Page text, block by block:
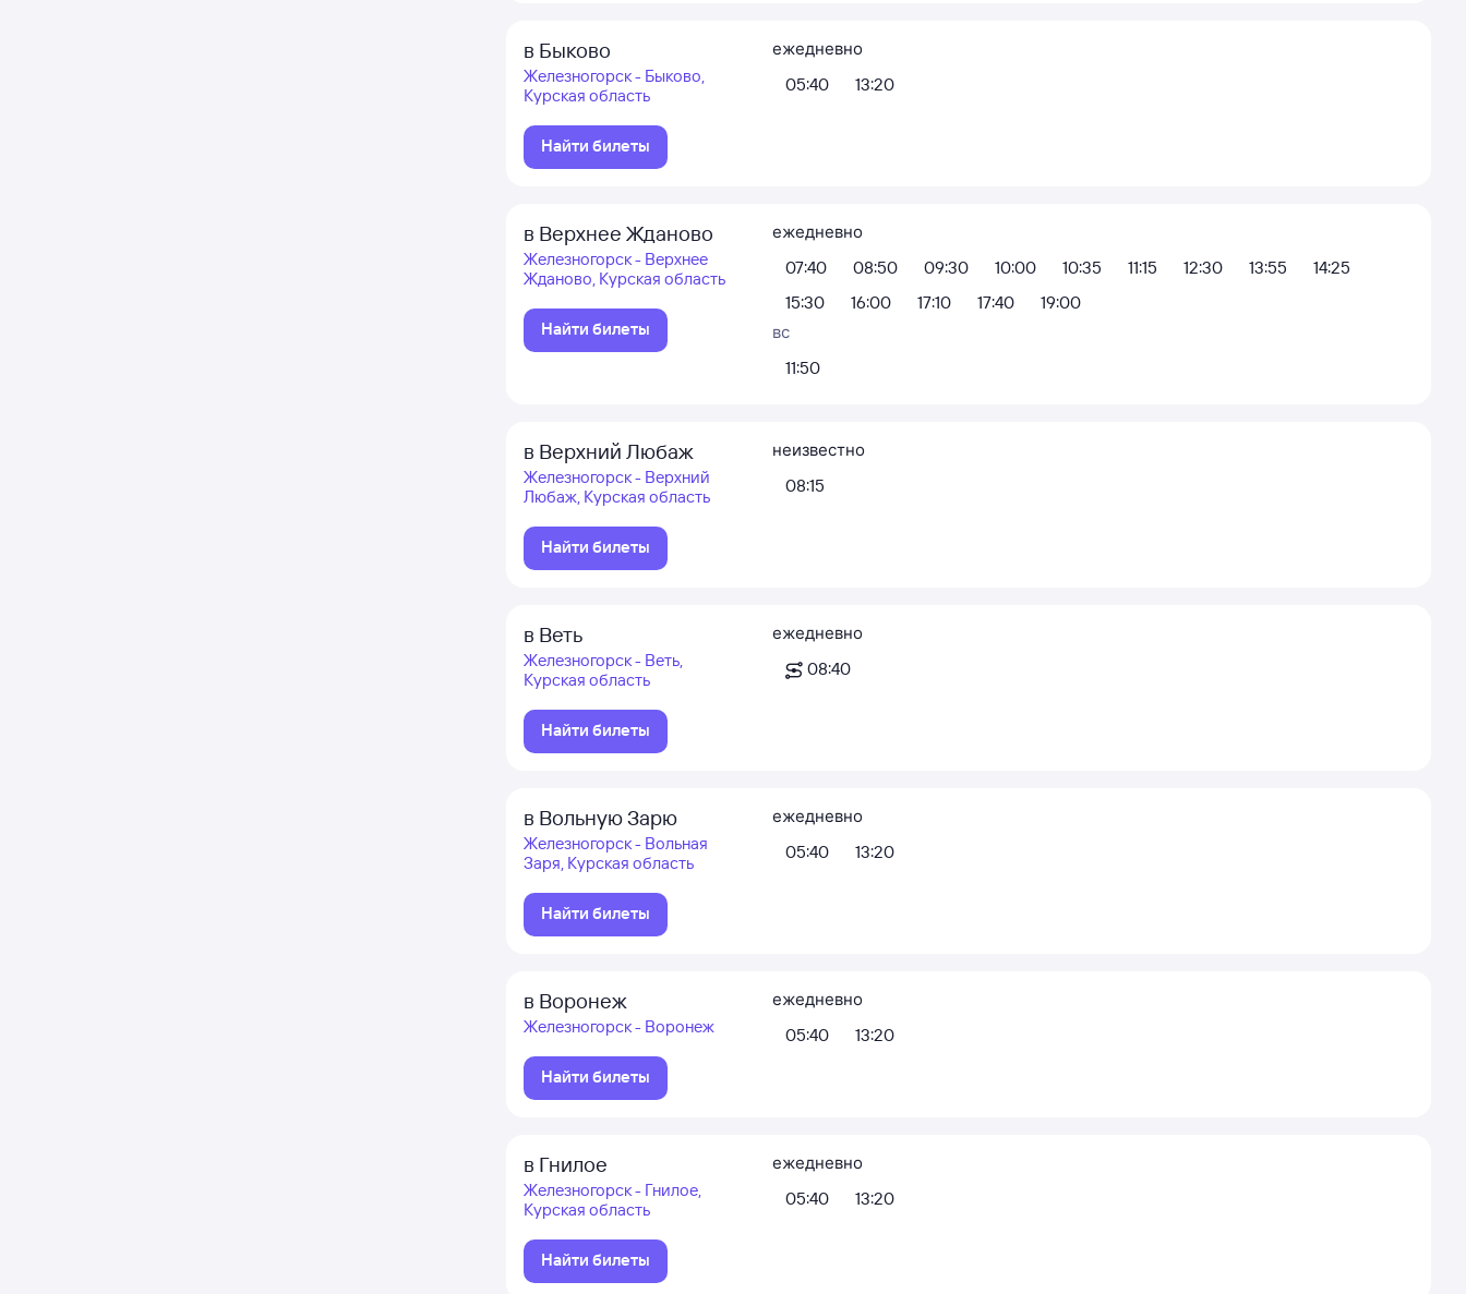
в Быково
Железногорск - Быково,
Курская область
Найти билеты
ежедневно
05:40
13:20
в Верхнее Жданово
Железногорск - Верхнее
Жданово, Курская область
Найти билеты
ежедневно
07:40
08:50 09:30 10:00 10:35 11:15 12:30 13:55
14:25
15:30
16:00 17:10 17:40
19:00
вс
11:50
в Верхний Любаж
Железногорск - Верхний
Любаж, Курская область
Найти билеты
неизвестно
08:15
в Веть
Железногорск - Веть,
Курская область
Найти билеты
ежедневно
08:40
в Вольную Зарю
Железногорск - Вольная
Заря, Курская область
Найти билеты
ежедневно
05:40
13:20
в Воронеж
Железногорск - Воронеж
Найти билеты
ежедневно
05:40
13:20
в Гнилое
Железногорск - Гнилое,
Курская область
Найти билеты
ежедневно
05:40
13:20